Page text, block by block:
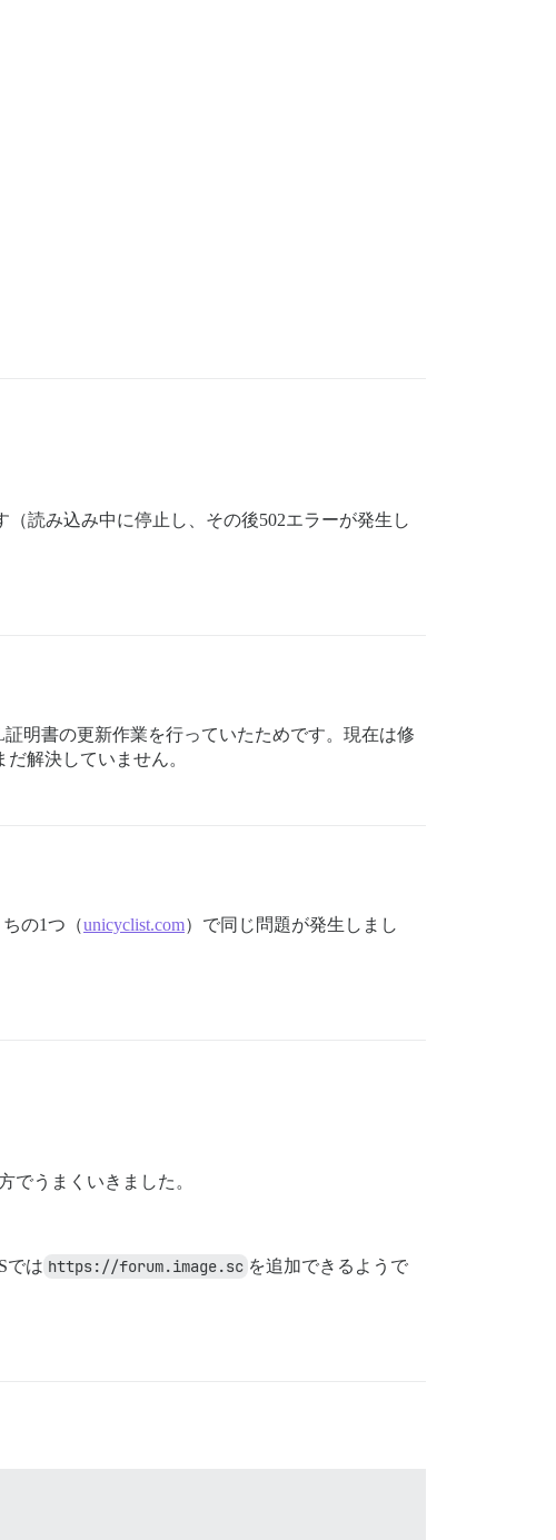
読み込み中に停止し、その後502エラーが発生し
明書の更新作業を行っていたためです。現在は修
解決していません。
の1つ（unicyclist.com）で同じ問題が発生しまし
でうまくいきました。
では https://forum.image.sc を追加できるようで